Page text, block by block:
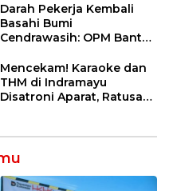
Pemeriksaan Kesehatan
Rutin dan Edukasi
Perawatan Gigi
Darah Pekerja Kembali
Basahi Bumi
Cendrawasih: OPM Bantai
di Tolikara!
Mencekam! Karaoke dan
THM di Indramayu
Disatroni Aparat, Ratusan